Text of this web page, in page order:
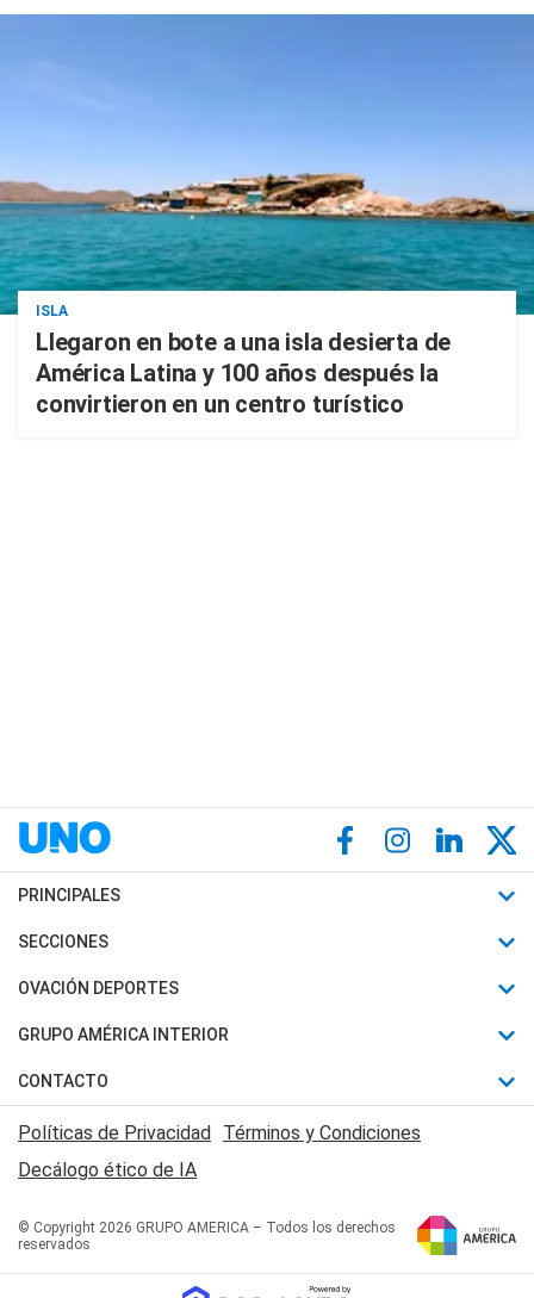
ISLA
Llegaron en bote a una isla desierta de
América Latina y 100 años después la
convirtieron en un centro turístico
PRINCIPALES
Últimas Noticias
Política
Judiciales
Economia
SECCIONES
Horóscopo
Motores
Trucos caseros
Series y Películas
Edictos y Solicitadas
OVACIÓN DEPORTES
Fútbol
Mundial
Automovilismo
Rugby
Básquet
GRUPO AMÉRICA INTERIOR
Canal 7 en Vivo
San Juan 8
CONTACTO
Acerca de Nosotros
Contactanos
Políticas de Privacidad Términos y Condiciones
Decálogo ético de IA
© Copyright 2026 GRUPO AMERICA – Todos los derechos
reservados